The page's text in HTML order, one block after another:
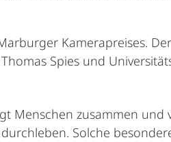
Kamerapreises.
Spies und
Menschen zusammen
Solche